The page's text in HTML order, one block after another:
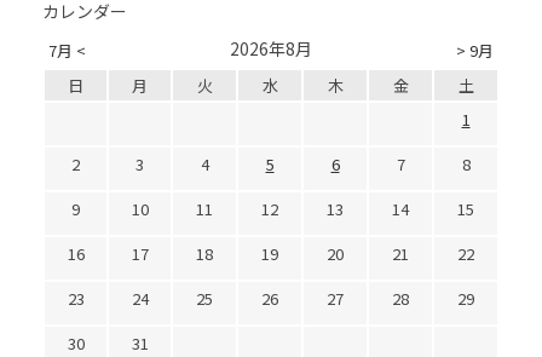
カレンダー
7月 < > 9月
2026年8月
日 月 火 水 木 金
土
1
2
3 4 5 6 7
8
9
10 11 12 13 14
15
16
17 18 19 20 21
22
23
24 25 26 27 28
29
30
31